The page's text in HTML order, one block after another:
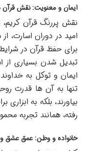
ایمان و معنویت: نقش
نقش پررنگ قرآن
امید در دوران اسارت،
برای حفظ قرآن در
تبدیل شدن بسیاری از
ایمان و توکل به
تنها به آن ها قدرت
بیاورند، بلکه به
رفته، همانند تجربه
خانواده و وطن: عمق عشق و